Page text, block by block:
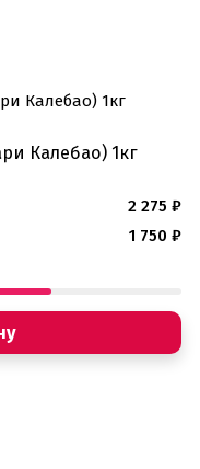
Калебао) 1кг
2 275 ₽
1 750 ₽